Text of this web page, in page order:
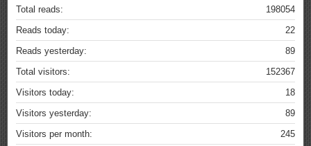
198054
Total reads:
22
Reads today:
89
Reads yesterday:
152367
Total visitors:
18
Visitors today:
89
Visitors yesterday:
245
Visitors per month: